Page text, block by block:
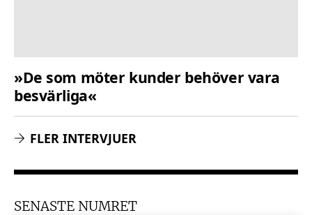
»De som möter kunder behöver vara
besvärliga«
FLER INTERVJUER
SENASTE NUMRET